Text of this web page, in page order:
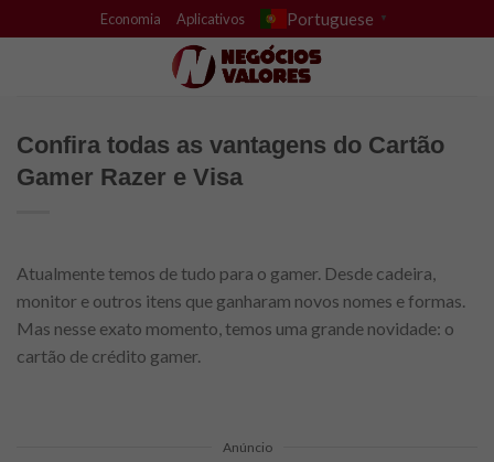
to
Economia Aplicativos Portuguese ▼
Confira todas as vantagens do Cartão
Gamer Razer e Visa
Atualmente temos de tudo para o gamer. Desde cadeira,
monitor e outros itens que ganharam novos nomes e formas.
Mas nesse exato momento, temos uma grande novidade: o
cartão de crédito gamer.
Anúncio